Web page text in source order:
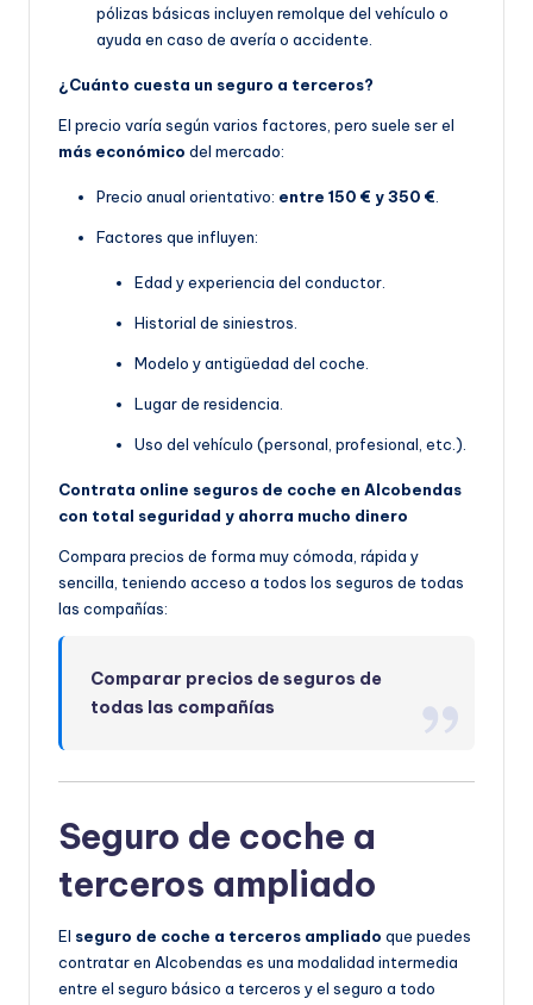
pólizas básicas incluyen remolque del vehículo o
ayuda en caso de avería o accidente.
¿Cuánto cuesta un seguro a terceros?
El precio varía según varios factores, pero suele ser el
más económico del mercado:
Precio anual orientativo: entre 150 € y 350 €.
Factores que influyen:
Edad y experiencia del conductor.
Historial de siniestros.
Modelo y antigüedad del coche.
Lugar de residencia.
Uso del vehículo (personal, profesional, etc.).
Contrata online seguros de coche en Alcobendas
con total seguridad y ahorra mucho dinero
Compara precios de forma muy cómoda, rápida y
sencilla, teniendo acceso a todos los seguros de todas
las compañías:
Comparar precios de seguros de
todas las compañías
Seguro de coche a
terceros ampliado
El seguro de coche a terceros ampliado que puedes
contratar en Alcobendas es una modalidad intermedia
entre el seguro básico a terceros y el seguro a todo